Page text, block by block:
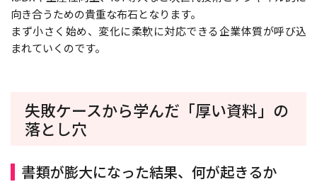
向き合うための貴重な布石となります。
まず小さく始め、変化に柔軟に対応できる企業体質が呼び込
まれていくのです。
失敗ケースから学んだ「厚い資料」の
落とし穴
書類が膨大になった結果、何が起きるか